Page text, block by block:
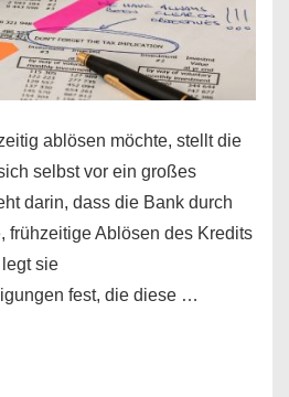
ablösen möchte, stellt die
selbst vor ein großes
darin, dass die Bank durch
frühzeitige Ablösen des Kredits
sie
fest, die diese …